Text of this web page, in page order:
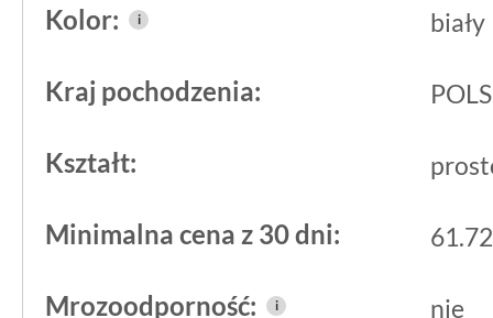
poszukujących dużych formatów o
uniwersalność oraz możliwość
im fizycznej wyrazistości i
Kolor: i biały
Kraj pochodzenia:
Kształt:
Minimalna cena z 30 dni:
Mrozoodporność: i nie